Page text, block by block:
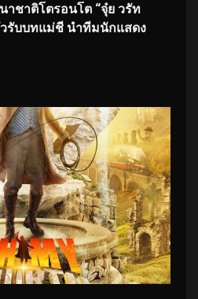
าชาติโตรอนโต “จุ๋ย วรัท
รับบทแม่ชี นำทีมนักแสดง